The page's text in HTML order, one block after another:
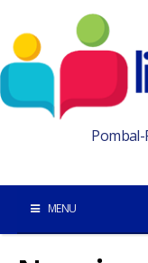
Pombal-
MENU
INÍCIO